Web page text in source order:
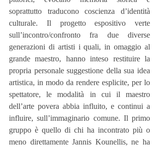
soprattutto traducono coscienza d’identità
culturale. Il progetto espositivo verte
sull’incontro/confronto fra due diverse
generazioni di artisti i quali, in omaggio al
grande maestro, hanno inteso restituire la
propria personale suggestione della sua idea
artistica, in modo da rendere esplicite, per lo
spettatore, le modalità in cui il maestro
dell’arte povera abbia influito, e continui a
influire, sull’immaginario comune. Il primo
gruppo è quello di chi ha incontrato più o
meno direttamente Jannis Kounellis, ne ha